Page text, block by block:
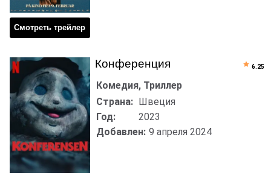
Смотреть трейлер
Конференция
Комедия, Триллер
Страна: Швеция
Год:
2023
Добавлен: 9 апреля 2024
6.25